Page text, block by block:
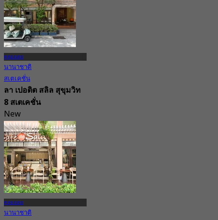
คลองเตย
นานาชาติ
สเตเคชั่น
ลา เปอติต สลิล สุขุมวิท
8 สเตเคชั่น
New
4.2
จาก฿ 999.5
คลองเตย
นานาชาติ